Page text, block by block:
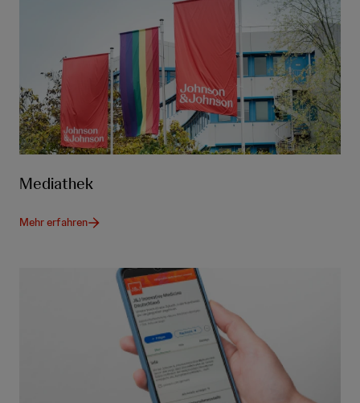
Mediathek
Mehr erfahren